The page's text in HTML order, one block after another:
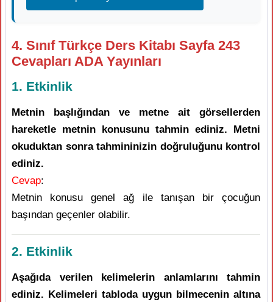
4. Sınıf Türkçe Ders Kitabı Sayfa 243
Cevapları ADA Yayınları
1. Etkinlik
Metnin başlığından ve metne ait görsellerden
hareketle metnin konusunu tahmin ediniz. Metni
okuduktan sonra tahmininizin doğruluğunu kontrol
ediniz.
Cevap:
Metnin konusu genel ağ ile tanışan bir çocuğun
başından geçenler olabilir.
2. Etkinlik
Aşağıda verilen kelimelerin anlamlarını tahmin
ediniz. Kelimeleri tabloda uygun bilmecenin altına